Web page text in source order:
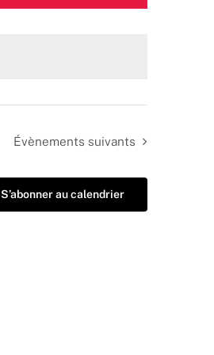
Évènements suivants
S’abonner au calendrier